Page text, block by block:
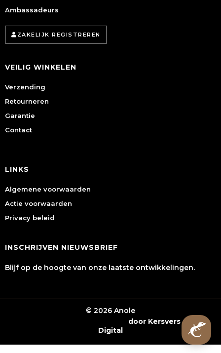
Ambassadeurs
ZAKELIJK REGISTREREN
VEILIG WINKELEN
Verzending
Retourneren
Garantie
Contact
LINKS
Algemene voorwaarden
Actie voorwaarden
Privacy beleid
INSCHRIJVEN NIEUWSBRIEF
Blijf op de hoogte van onze laatste ontwikkelingen.
© 2026 Anole
door Kersvers
Digital